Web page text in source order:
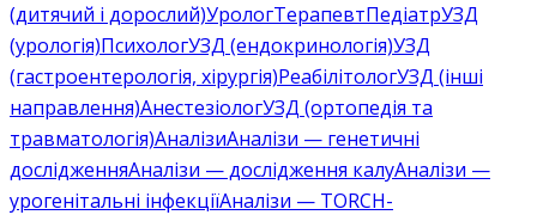
(дитячий і дорослий)УрологТерапевтПедіатрУЗД
(урологія)ПсихологУЗД (ендокринологія)УЗД
(гастроентерологія, хірургія)РеабілітологУЗД (інші
направлення)АнестезіологУЗД (ортопедія та
травматологія)АналізиАналізи — генетичні
дослідженняАналізи — дослідження калуАналізи —
урогенітальні інфекціїАналізи — TORCH-